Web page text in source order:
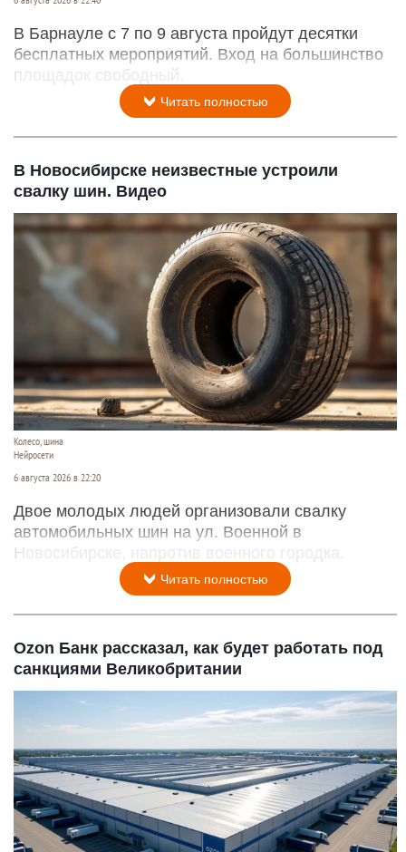
В Барнауле с 7 по 9 августа пройдут десятки
бесплатных мероприятий. Вход на большинство
площадок свободный.
Читать полностью
В Новосибирске неизвестные устроили
свалку шин. Видео
Колесо, шина
Нейросети
6 августа 2026 в 22:20
Двое молодых людей организовали свалку
автомобильных шин на ул. Военной в
Новосибирске, напротив военного городка.
Читать полностью
Ozon Банк рассказал, как будет работать под
санкциями Великобритании